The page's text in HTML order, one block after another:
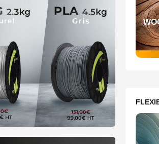
Lisse
extérieure
intérieure